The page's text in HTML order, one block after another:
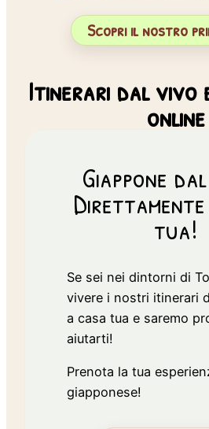
Scopri il nostro
Itinerari dal vivo
online
Giappone
tua!
Se sei nei dintorni di
vivere i nostri itinerari
a casa tua e saremo
aiutarti!
Prenota la tua
giapponese!